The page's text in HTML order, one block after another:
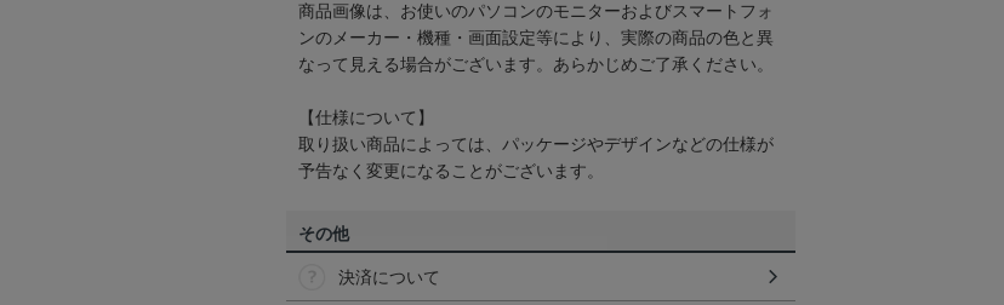
商品画像は、お使いのパソコンのモニターおよびスマートフォ
ンのメーカー・機種・画面設定等により、実際の商品の色と異
なって見える場合がございます。あらかじめご了承ください。
【仕様について】
取り扱い商品によっては、パッケージやデザインなどの仕様が
予告なく変更になることがございます。
その他
決済について